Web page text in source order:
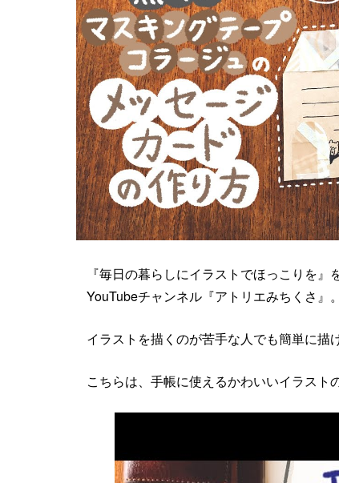
『毎日の暮らしにイラストでほっこりを
YouTubeチャンネル『アトリエみちくさ』。
イラストを描くのが苦手な人でも簡単に描
こちらは、手帳に使えるかわいいイラスト